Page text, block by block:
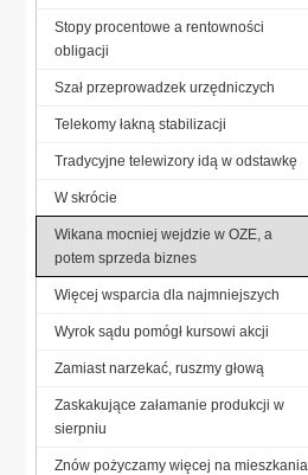
Stopy procentowe a rentowności
obligacji
Szał przeprowadzek urzędniczych
Telekomy łakną stabilizacji
Tradycyjne telewizory idą w odstawkę
W skrócie
Wikana mocniej wejdzie w OZE, a
potem sprzeda biznes
Więcej wsparcia dla najmniejszych
Wyrok sądu pomógł kursowi akcji
Zamiast narzekać, ruszmy głową
Zaskakujące załamanie produkcji w
sierpniu
Znów pożyczamy więcej na mieszkania